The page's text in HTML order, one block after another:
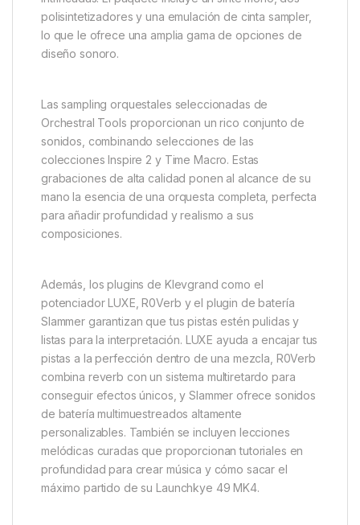
polisintetizadores y una emulación de cinta sampler,
lo que le ofrece una amplia gama de opciones de
diseño sonoro.
Las sampling orquestales seleccionadas de
Orchestral Tools proporcionan un rico conjunto de
sonidos, combinando selecciones de las
colecciones Inspire 2 y Time Macro. Estas
grabaciones de alta calidad ponen al alcance de su
mano la esencia de una orquesta completa, perfecta
para añadir profundidad y realismo a sus
composiciones.
Además, los plugins de Klevgrand como el
potenciador LUXE, R0Verb y el plugin de batería
Slammer garantizan que tus pistas estén pulidas y
listas para la interpretación. LUXE ayuda a encajar tus
pistas a la perfección dentro de una mezcla, R0Verb
combina reverb con un sistema multiretardo para
conseguir efectos únicos, y Slammer ofrece sonidos
de batería multimuestreados altamente
personalizables. También se incluyen lecciones
melódicas curadas que proporcionan tutoriales en
profundidad para crear música y cómo sacar el
máximo partido de su Launchkye 49 MK4.